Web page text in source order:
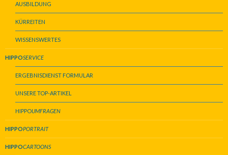
AUSBILDUNG
KÜRREITEN
WISSENSWERTES
HIPPOSERVICE
ERGEBNISDIENST FORMULAR
UNSERE TOP-ARTIKEL
HIPPOUMFRAGEN
HIPPOPORTRAIT
HIPPOCARTOONS